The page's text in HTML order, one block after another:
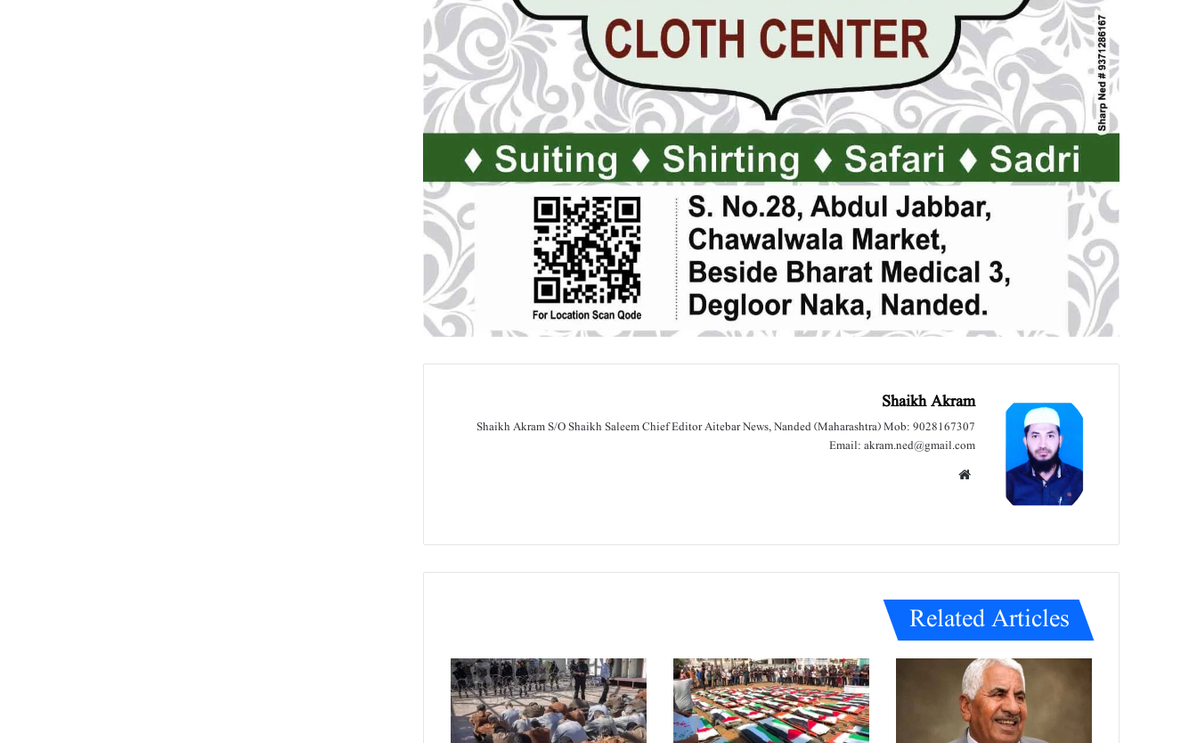
Shaikh Akram
Shaikh Akram S/O Shaikh Saleem Chief Editor Aitebar News, Nanded (Maharashtra) Mob: 9028167307
Email: akram.ned@gmail.com
Related Articles